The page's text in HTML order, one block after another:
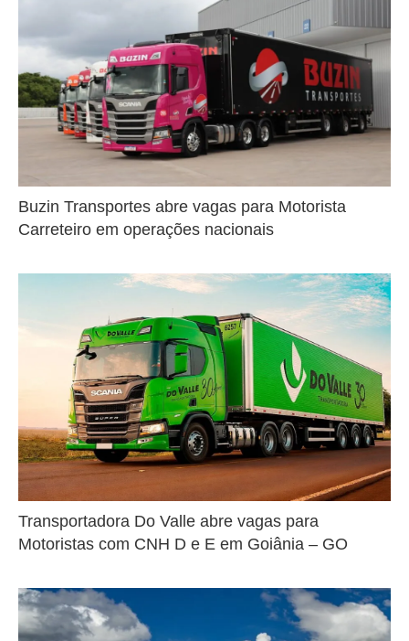
Buzin Transportes abre vagas para Motorista
Carreteiro em operações nacionais
Transportadora Do Valle abre vagas para
Motoristas com CNH D e E em Goiânia – GO